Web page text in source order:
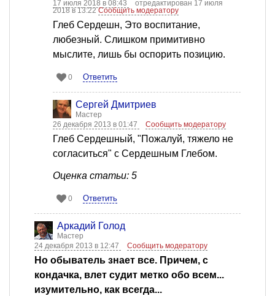
17 июля 2018 в 08:43
отредактирован 17 июля
2018 в 13:22Сообщить модератору
Глеб Сердешн, Это воспитание,
любезный. Слишком примитивно
мыслите, лишь бы оспорить позицию.
0 Ответить
Сергей Дмитриев
Мастер
26 декабря 2013 в 01:47
Сообщить модератору
Глеб Сердешный, "Пожалуй, тяжело не
согласиться" с Сердешным Глебом.
Оценка статьи: 5
0 Ответить
Аркадий Голод
Мастер
24 декабря 2013 в 12:47
Сообщить модератору
Но обыватель знает все. Причем, с
кондачка, влет судит метко обо всем...
изумительно, как всегда...